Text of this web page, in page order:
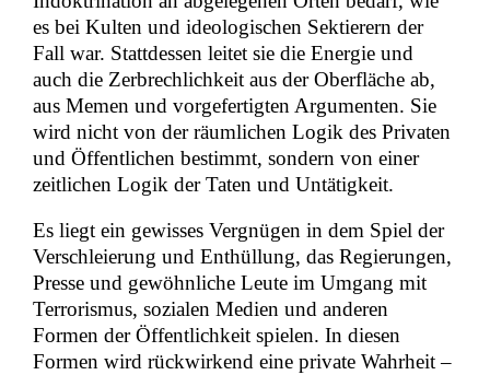
es bei Kulten und ideologischen Sektierern der
Fall war. Stattdessen leitet sie die Energie und
auch die Zerbrechlichkeit aus der Oberfläche ab,
aus Memen und vorgefertigten Argumenten. Sie
wird nicht von der räumlichen Logik des Privaten
und Öffentlichen bestimmt, sondern von einer
zeitlichen Logik der Taten und Untätigkeit.
Es liegt ein gewisses Vergnügen in dem Spiel der
Verschleierung und Enthüllung, das Regierungen,
Presse und gewöhnliche Leute im Umgang mit
Terrorismus, sozialen Medien und anderen
Formen der Öffentlichkeit spielen. In diesen
Formen wird rückwirkend eine private Wahrheit –